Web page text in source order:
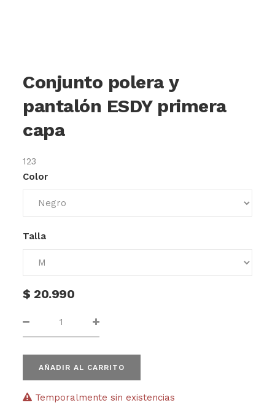
Conjunto polera y
pantalón ESDY primera
capa
123
Color
Talla
$ 20.990
AÑADIR AL CARRITO
Temporalmente sin existencias